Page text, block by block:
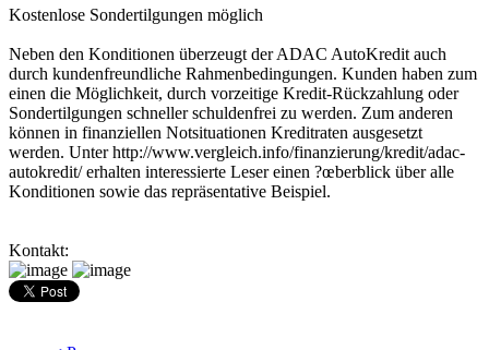
Kostenlose Sondertilgungen möglich
Neben den Konditionen überzeugt der ADAC AutoKredit auch
durch kundenfreundliche Rahmenbedingungen. Kunden haben zum
einen die Möglichkeit, durch vorzeitige Kredit-Rückzahlung oder
Sondertilgungen schneller schuldenfrei zu werden. Zum anderen
können in finanziellen Notsituationen Kreditraten ausgesetzt
werden. Unter http://www.vergleich.info/finanzierung/kredit/adac-
autokredit/ erhalten interessierte Leser einen ?œberblick über alle
Konditionen sowie das repräsentative Beispiel.
Kontakt: